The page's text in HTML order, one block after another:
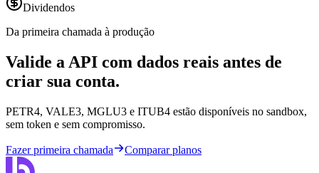
Dividendos
Da primeira chamada à produção
Valide a API com dados reais antes de
criar sua conta.
PETR4, VALE3, MGLU3 e ITUB4 estão disponíveis no sandbox,
sem token e sem compromisso.
Fazer primeira chamada Comparar planos